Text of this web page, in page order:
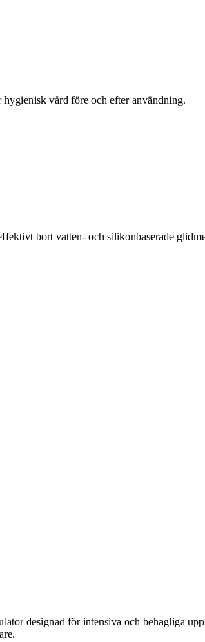
vård före och efter användning.
bort vatten- och silikonbaserade
designad för intensiva och behagliga